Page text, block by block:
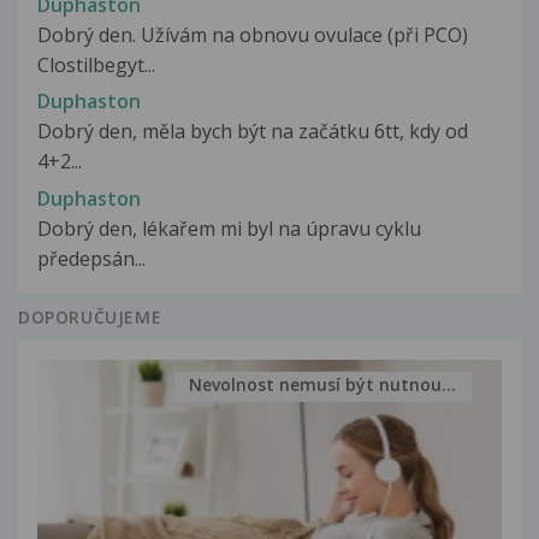
Dobrý den. Užívám na obnovu ovulace (při PCO)
Clostilbegyt...
Duphaston
Dobrý den, měla bych být na začátku 6tt, kdy od
4+2...
Duphaston
Dobrý den, lékařem mi byl na úpravu cyklu
předepsán...
DOPORUČUJEME
Nevolnost nemusí být nutnou...